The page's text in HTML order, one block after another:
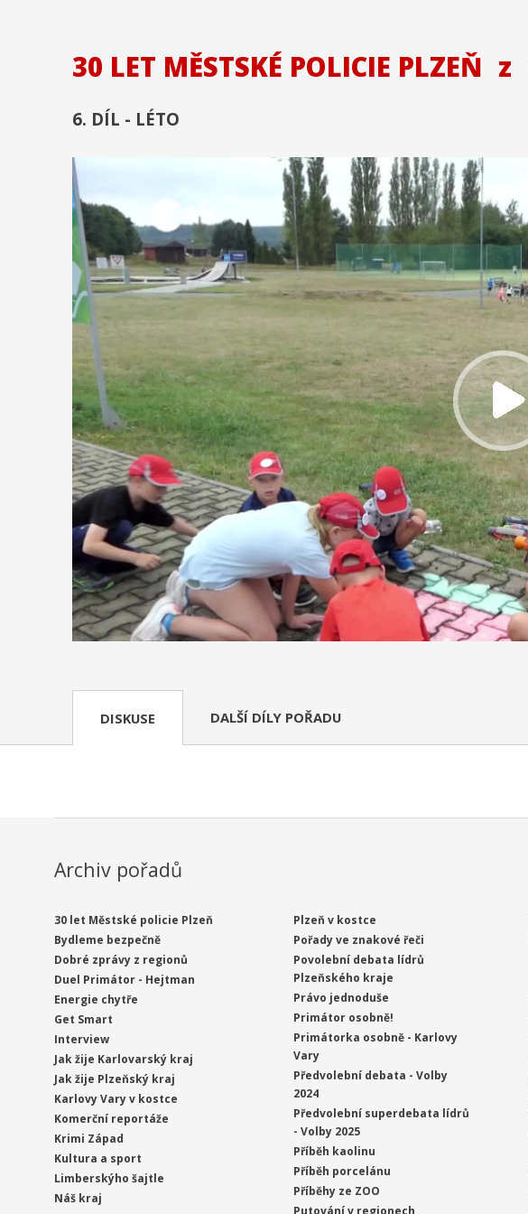
30 LET MĚSTSKÉ POLICIE PLZEŇ z
6. DÍL - LÉTO
DISKUSE DALŠÍ DÍLY POŘADU
Archiv pořadů
30 let Městské policie Plzeň
Bydleme bezpečně
Dobré zprávy z regionů
Duel Primátor - Hejtman
Energie chytře
Get Smart
Interview
Jak žije Karlovarský kraj
Jak žije Plzeňský kraj
Karlovy Vary v kostce
Komerční reportáže
Krimi Západ
Kultura a sport
Limberskýho šajtle
Náš kraj
Plzeň v kostce
Pořady ve znakové řeči
Povolební debata lídrů
Plzeňského kraje
Právo jednoduše
Primátor osobně!
Primátorka osobně - Karlovy
Vary
Předvolební debata - Volby
2024
Předvolební superdebata lídrů
- Volby 2025
Příběh kaolinu
Příběh porcelánu
Příběhy ze ZOO